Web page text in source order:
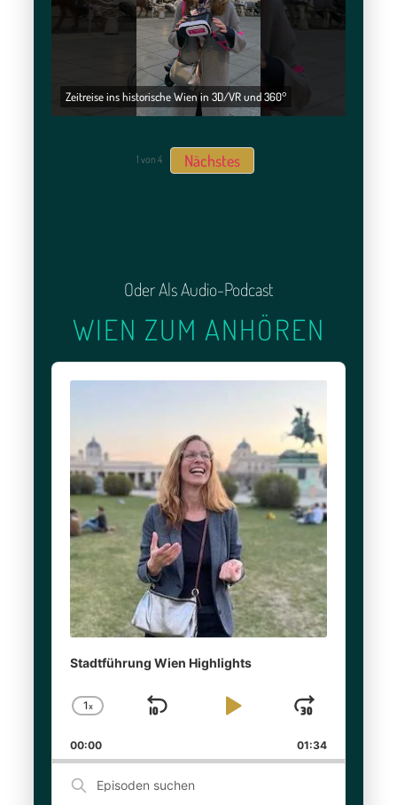
Zeitreise ins historische Wien in 3D/VR und 360°
1 von 4 Nächstes
Oder Als Audio-Podcast
WIEN ZUM ANHÖREN
Audio
Stadtführung Wien Highlights
Change
Rate
1x
Skip
Play
Pause
Jump
00:00 01:34
Episoden
suchen